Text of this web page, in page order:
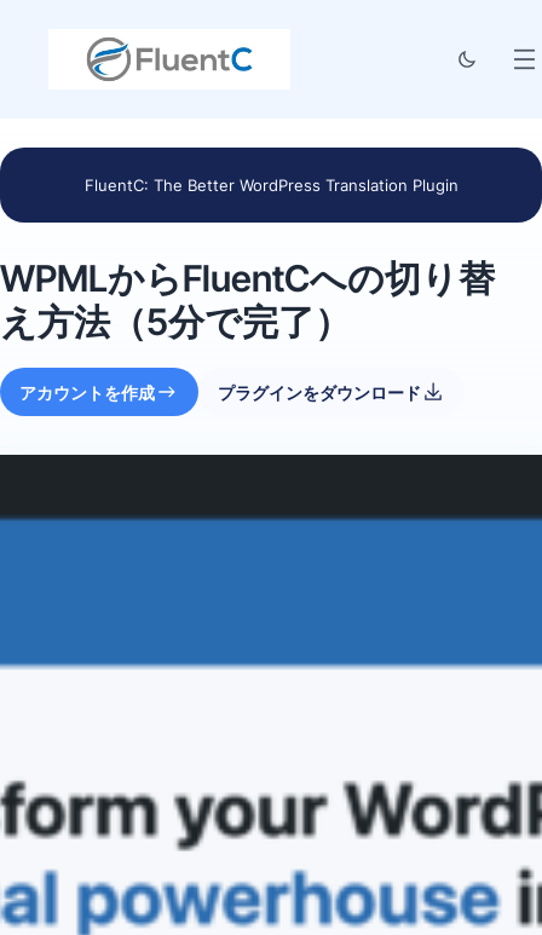
FluentC: The Better WordPress Translation Plugin
WPMLからFluentCへの切り替
え方法（5分で完了）
アカウントを作成 プラグインをダウンロード